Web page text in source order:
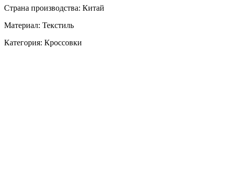
Страна производства: Китай
Материал: Текстиль
Категория: Кроссовки